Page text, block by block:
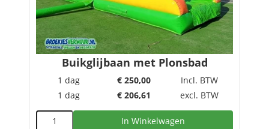
Buikglijbaan met Plonsbad
1 dag € 250,00
Incl. BTW
1 dag
€ 206,61 excl. BTW
In Winkelwagen